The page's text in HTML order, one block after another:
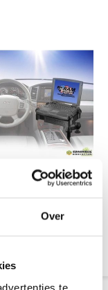
Over
te
Double
laptop set
max 43 cm
Incl. btw